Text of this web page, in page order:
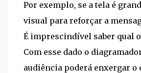
Por exemplo, se a tela é
visual para reforçar a
É imprescindível saber qual
Com esse dado o
audiência poderá enxergar